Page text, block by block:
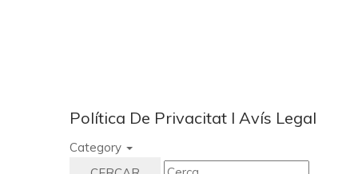
Política De Privacitat I Avís Legal
Category